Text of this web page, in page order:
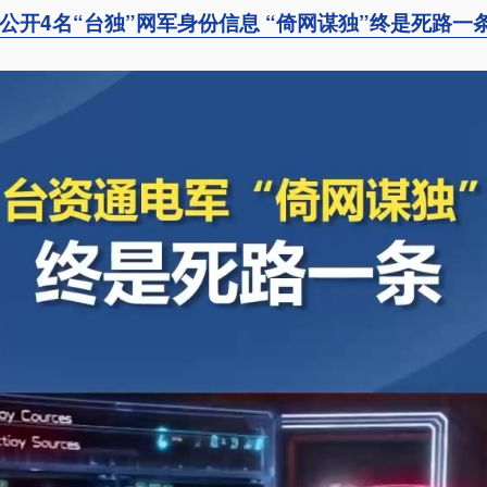
开4名“台独”网军身份信息 “倚网谋独”终是死路一